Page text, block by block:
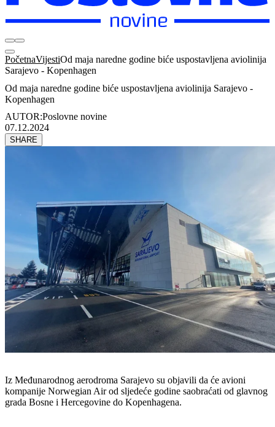
PočetnaVijestiOd maja naredne godine biće uspostavljena aviolinija
Sarajevo - Kopenhagen
Od maja naredne godine biće uspostavljena aviolinija Sarajevo -
Kopenhagen
AUTOR:Poslovne novine
07.12.2024
SHARE
Iz Međunarodnog aerodroma Sarajevo su objavili da će avioni
kompanije Norwegian Air od sljedeće godine saobraćati od glavnog
grada Bosne i Hercegovine do Kopenhagena.